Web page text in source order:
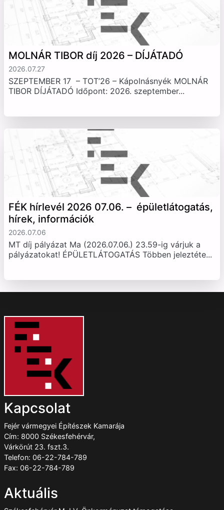
MOLNÁR TIBOR díj 2026 – DÍJÁTADÓ
2026.07.27
SZEPTEMBER 17 – TOT’26 – Kápolnásnyék MOLNÁR
TIBOR DÍJÁTADÓ Időpont: 2026. szeptember...
FÉK hírlevél 2026 07.06. – épületlátogatás,
hírek, információk
2026.07.06
MT díj pályázat Ma (2026.07.06.) 23.59-ig várjuk a
pályázatokat! ÉPÜLETLÁTOGATÁS Többen jeleztéte...
Kapcsolat
Fejér vármegyei Építészek Kamarája
Cím: 8000 Székesfehérvár,
Várkörút 23. fszt.3.
Telefon: 06-22-784-789
Fax: 06-22-784-789
Aktuális